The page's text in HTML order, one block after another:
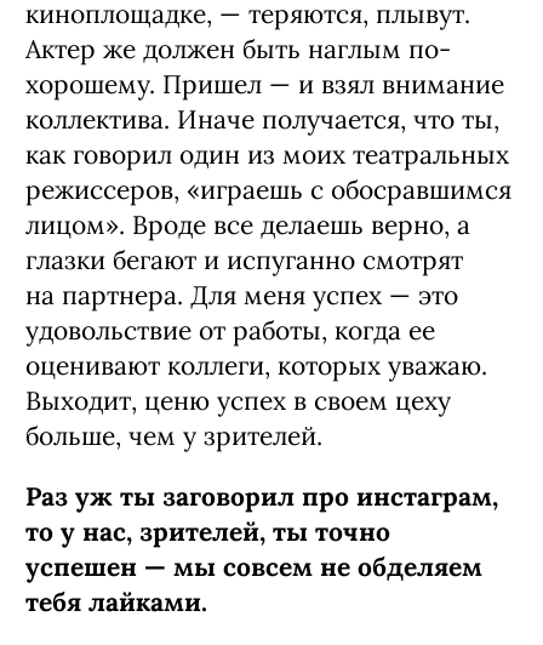
киноплощадке, — теряются, плывут.
Актер же должен быть наглым по-
хорошему. Пришел — и взял внимание
коллектива. Иначе получается, что ты,
как говорил один из моих театральных
режиссеров, «играешь с обосравшимся
лицом». Вроде все делаешь верно, а
глазки бегают и испуганно смотрят
на партнера. Для меня успех — это
удовольствие от работы, когда ее
оценивают коллеги, которых уважаю.
Выходит, ценю успех в своем цеху
больше, чем у зрителей.
Раз уж ты заговорил про инстаграм,
то у нас, зрителей, ты точно
успешен — мы совсем не обделяем
тебя лайками.